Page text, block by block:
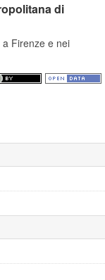
di
Firenze e nei